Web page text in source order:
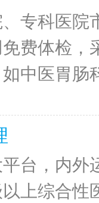
专科医院
费体检，
中医胃肠
台，内外
上综合性